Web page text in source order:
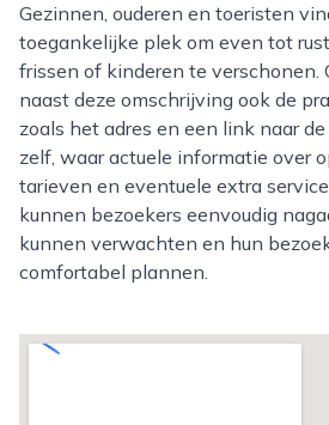
Gezinnen, ouderen en toeristen
toegankelijke plek om even tot
frissen of kinderen te verschonen.
naast deze omschrijving ook de
zoals het adres en een link naar
zelf, waar actuele informatie over
tarieven en eventuele extra
kunnen bezoekers eenvoudig
kunnen verwachten en hun
comfortabel plannen.